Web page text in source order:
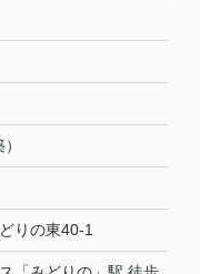
りの東40-1